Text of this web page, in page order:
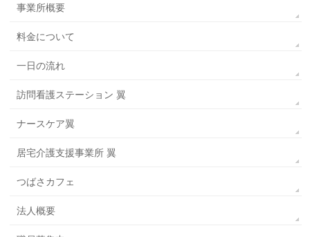
事業所概要
料金について
一日の流れ
訪問看護ステーション 翼
ナースケア翼
居宅介護支援事業所 翼
つばさカフェ
法人概要